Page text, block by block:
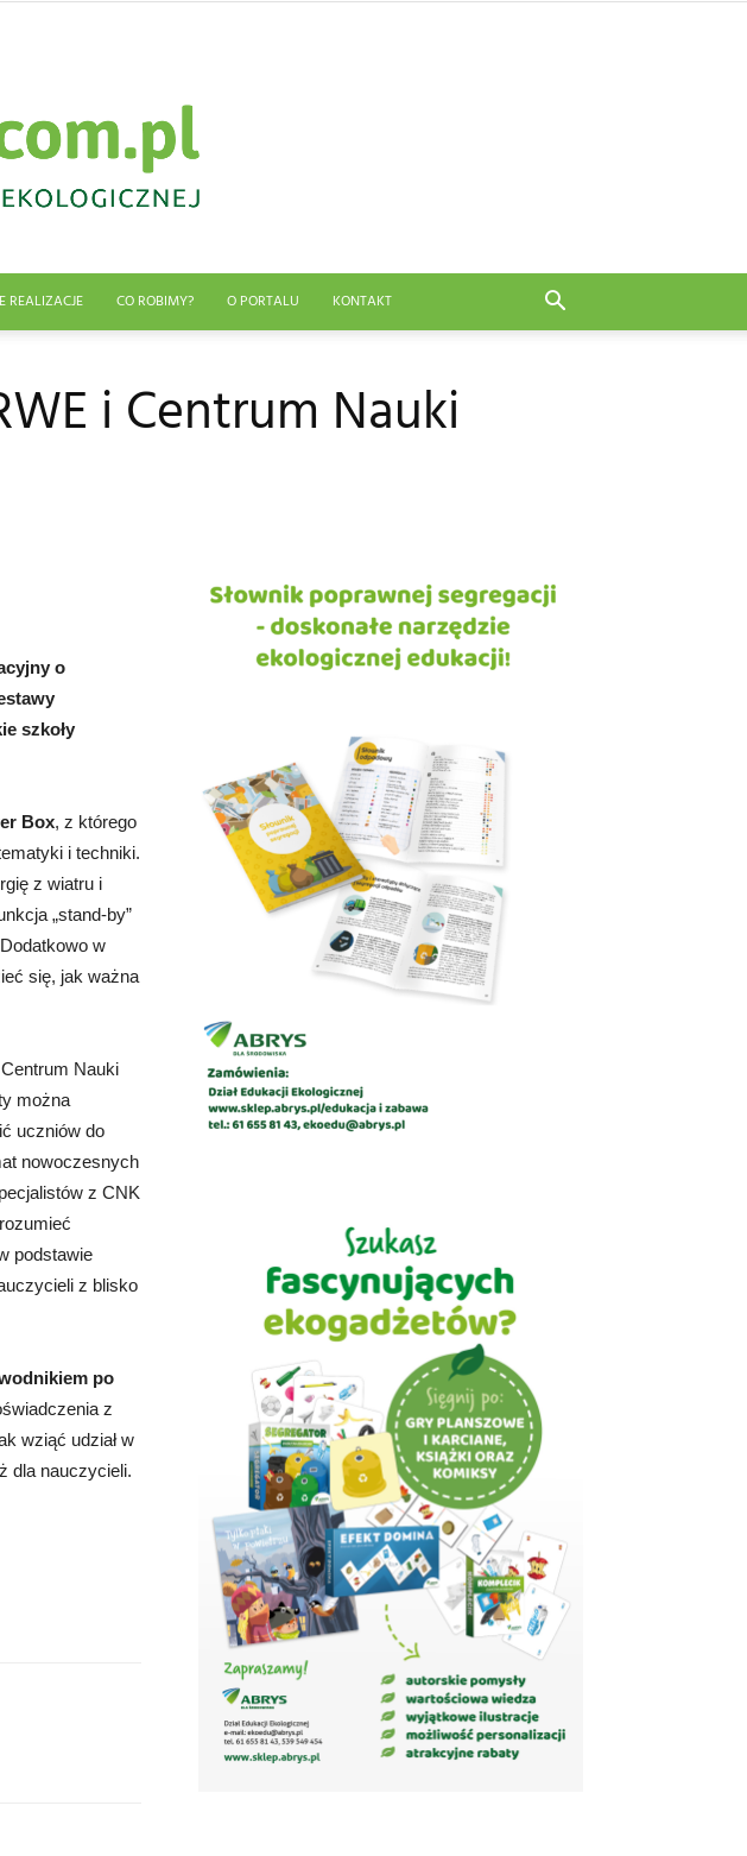
REALIZACJE CO ROBIMY? O PORTALU KONTAKT
i Centrum Nauki
o
szkoły
Box, z którego
i techniki.
z wiatru i
„stand-by”
w
się, jak ważna
Nauki
można
uczniów do
nowoczesnych
z CNK
podstawie
z blisko
po
z
wziąć udział w
dla nauczycieli.